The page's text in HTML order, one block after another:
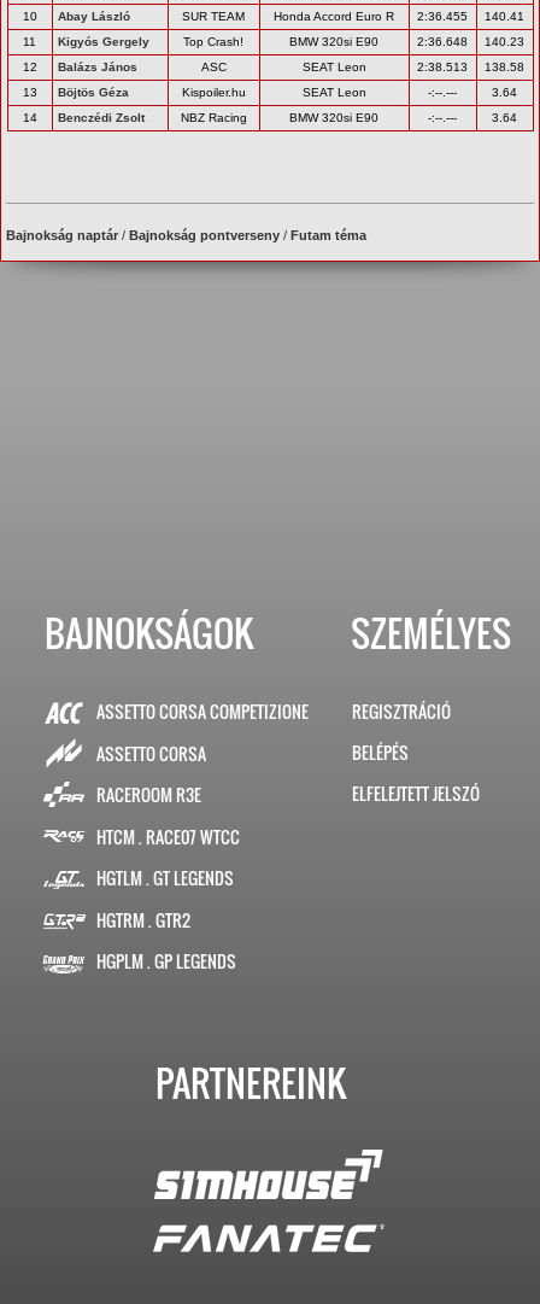
10
Abay László SUR TEAM Honda Accord Euro R 2:36.455
140.41
11
Kigyós Gergely Top Crash! BMW 320si E90 2:36.648
140.23
12
Balázs János ASC SEAT Leon 2:38.513
138.58
13
Böjtös Géza Kispoiler.hu SEAT Leon -:--.---
3.64
14
Benczédi Zsolt NBZ Racing BMW 320si E90 -:--.--- 3.64
Bajnokság naptár /Bajnokság pontverseny /Futam téma
BAJNOKSÁGOK
ASSETTO CORSA COMPETIZIONE
ASSETTO CORSA
RACEROOM R3E
HTCM . RACE07 WTCC
HGTLM . GT LEGENDS
HGTRM . GTR2
HGPLM . GP LEGENDS
SZEMÉLYES
REGISZTRÁCIÓ
BELÉPÉS
ELFELEJTETT JELSZÓ
PARTNEREINK